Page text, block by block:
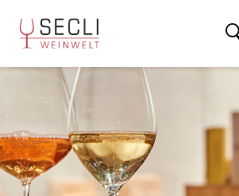
WEINE
CHAMPAGNER